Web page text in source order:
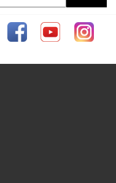
FacebookYouTube